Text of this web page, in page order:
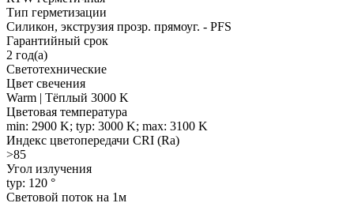
Тип герметизации
Силикон, экструзия прозр. прямоуг. - PFS
Гарантийный срок
2 год(а)
Светотехнические
Цвет свечения
Warm | Тёплый 3000 K
Цветовая температура
min: 2900 K; typ: 3000 K; max: 3100 K
Индекс цветопередачи CRI (Ra)
>85
Угол излучения
typ: 120 °
Световой поток на 1м